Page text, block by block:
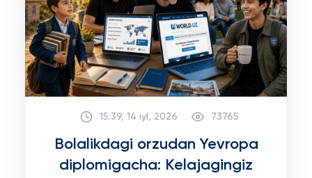
15:39, 14 iyl, 2026 73765
Bolalikdagi orzudan Yevropa
diplomigacha: Kelajagingiz